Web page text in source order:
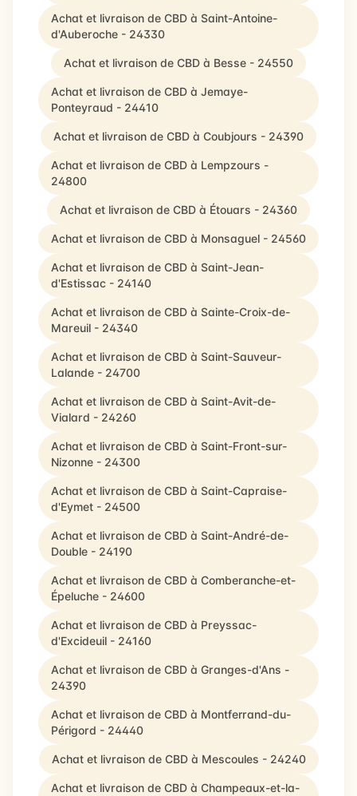
Achat et livraison de CBD à Saint-Antoine-
d'Auberoche - 24330
Achat et livraison de CBD à Besse - 24550
Achat et livraison de CBD à Jemaye-
Ponteyraud - 24410
Achat et livraison de CBD à Coubjours - 24390
Achat et livraison de CBD à Lempzours -
24800
Achat et livraison de CBD à Étouars - 24360
Achat et livraison de CBD à Monsaguel - 24560
Achat et livraison de CBD à Saint-Jean-
d'Estissac - 24140
Achat et livraison de CBD à Sainte-Croix-de-
Mareuil - 24340
Achat et livraison de CBD à Saint-Sauveur-
Lalande - 24700
Achat et livraison de CBD à Saint-Avit-de-
Vialard - 24260
Achat et livraison de CBD à Saint-Front-sur-
Nizonne - 24300
Achat et livraison de CBD à Saint-Capraise-
d'Eymet - 24500
Achat et livraison de CBD à Saint-André-de-
Double - 24190
Achat et livraison de CBD à Comberanche-et-
Épeluche - 24600
Achat et livraison de CBD à Preyssac-
d'Excideuil - 24160
Achat et livraison de CBD à Granges-d'Ans -
24390
Achat et livraison de CBD à Montferrand-du-
Périgord - 24440
Achat et livraison de CBD à Mescoules - 24240
Achat et livraison de CBD à Champeaux-et-la-